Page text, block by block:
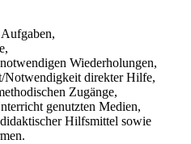
Wiederholungen,
Notwendigkeit direkter Hilfe,
Zugänge,
genutzten Medien,
Hilfsmittel sowie